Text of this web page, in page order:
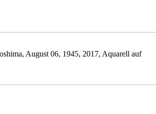
August 06, 1945, 2017, Aquarell auf